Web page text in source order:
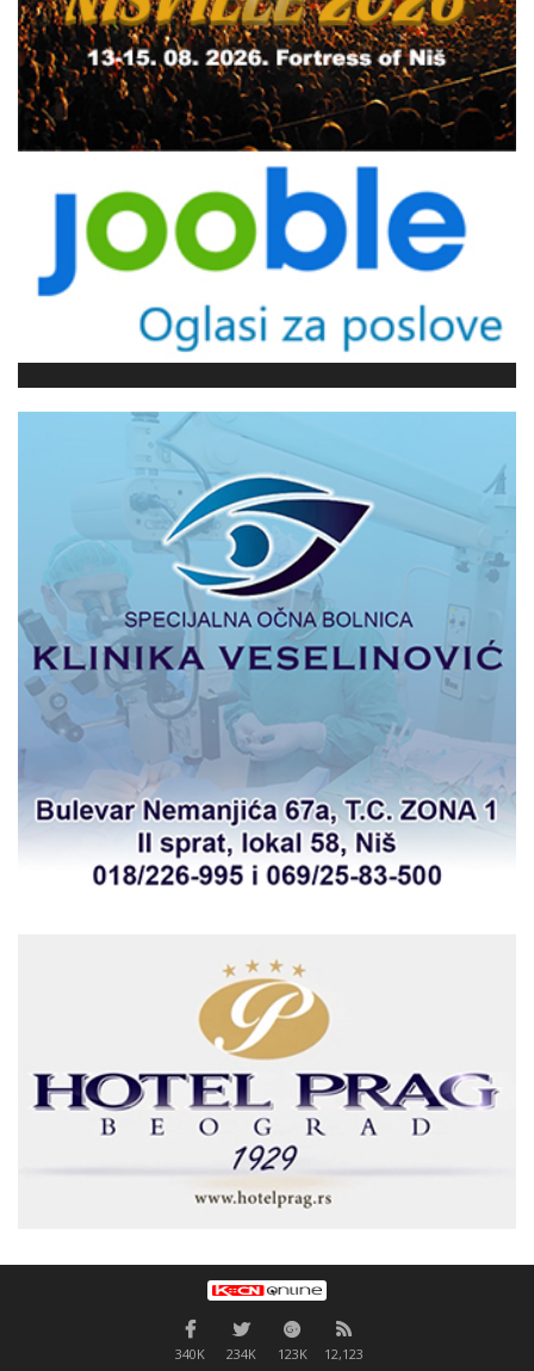
340K 234K 123K 12,123